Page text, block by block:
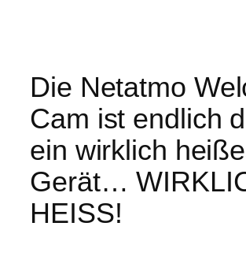
Die Netatmo
Cam ist endlich
ein wirklich
Gerät…
HEISS!